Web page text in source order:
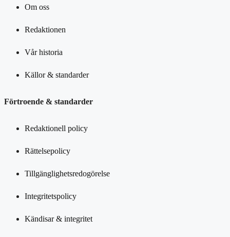
Om oss
Redaktionen
Vår historia
Källor & standarder
Förtroende & standarder
Redaktionell policy
Rättelsepolicy
Tillgänglighetsredogörelse
Integritetspolicy
Kändisar & integritet